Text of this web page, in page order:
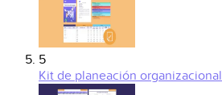
5
Kit de planeación organizacional